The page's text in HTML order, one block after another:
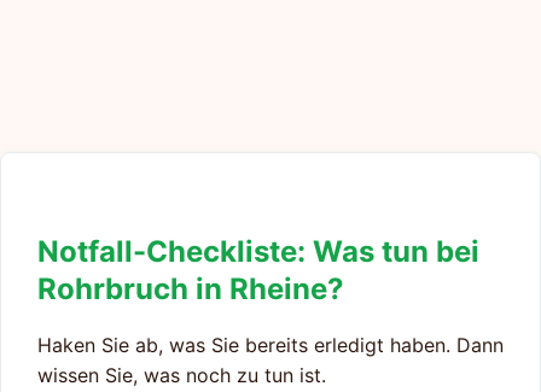
Notfall-Checkliste: Was tun bei
Rohrbruch in Rheine?
Haken Sie ab, was Sie bereits erledigt haben. Dann
wissen Sie, was noch zu tun ist.